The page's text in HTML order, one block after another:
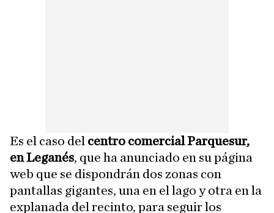
Es el caso del centro comercial Parquesur,
en Leganés, que ha anunciado en su página
web que se dispondrán dos zonas con
pantallas gigantes, una en el lago y otra en la
explanada del recinto, para seguir los